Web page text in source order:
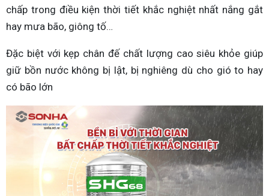
chấp trong điều kiện thời tiết khắc nghiệt nhất nắng gắt
hay mưa bão, giông tố…
Đặc biệt với kẹp chân đế chất lượng cao siêu khỏe giúp
giữ bồn nước không bị lật, bị nghiêng dù cho gió to hay
có bão lớn